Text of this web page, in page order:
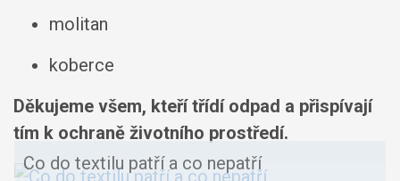
molitan
koberce
Děkujeme všem, kteří třídí odpad a přispívají
tím k ochraně životního prostředí.
Co do textilu patří a co nepatří